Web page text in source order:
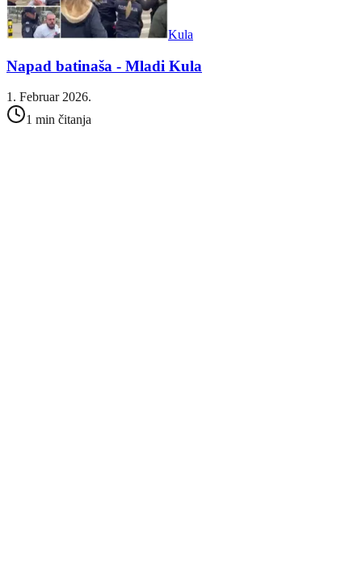
Kula
Napad batinaša - Mladi Kula
1. Februar 2026.
1 min čitanja